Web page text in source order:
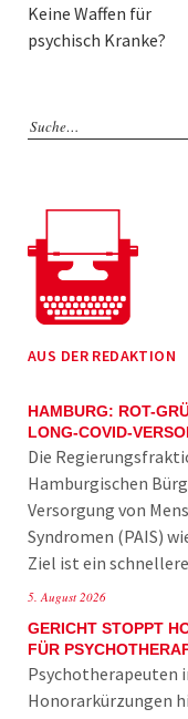
Keine Waffen für
psychisch Kranke?
AUS DER REDAKTION
HAMBURG: ROT-
LONG-COVID-
Die
Hamburgischen
Versorgung von
Syndromen (PAIS)
Ziel ist ein
5. August 2026
GERICHT STOPPT
FÜR
Psychotherapeuten
Honorarkürzungen